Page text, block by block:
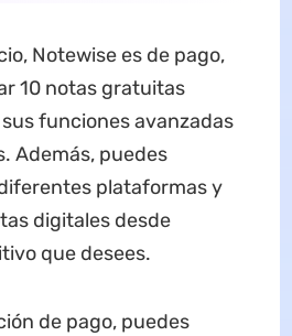
Notewise es de pago,
10 notas gratuitas
funciones avanzadas
Además, puedes
plataformas y
digitales desde
que desees.
de pago, puedes